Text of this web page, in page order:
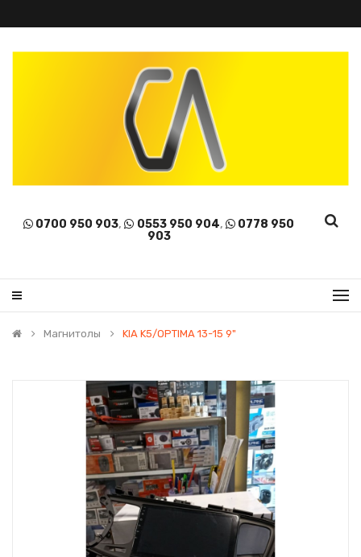
0700 950 903, 0553 950 904,
0778 950
903
Магнитолы KIA K5/OPTIMA 13-15 9"